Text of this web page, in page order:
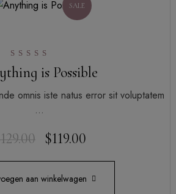
SALE
Gewaardeerd
5.00
uit 5
is Possible
omnis iste natus error sit voluptatem
…
129.00 $119.00
aan winkelwagen